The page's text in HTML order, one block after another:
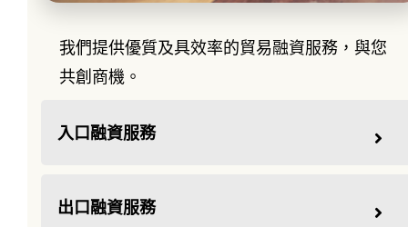
我們提供優質及具效率的貿易融資服務，與您
共創商機。
入口融資服務
出口融資服務